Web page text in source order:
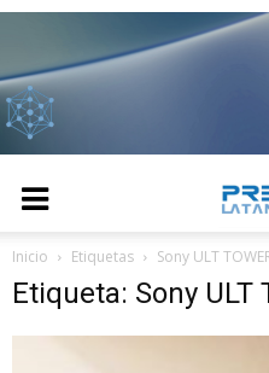
Inicio Etiquetas Sony ULT
Etiqueta: Sony ULT